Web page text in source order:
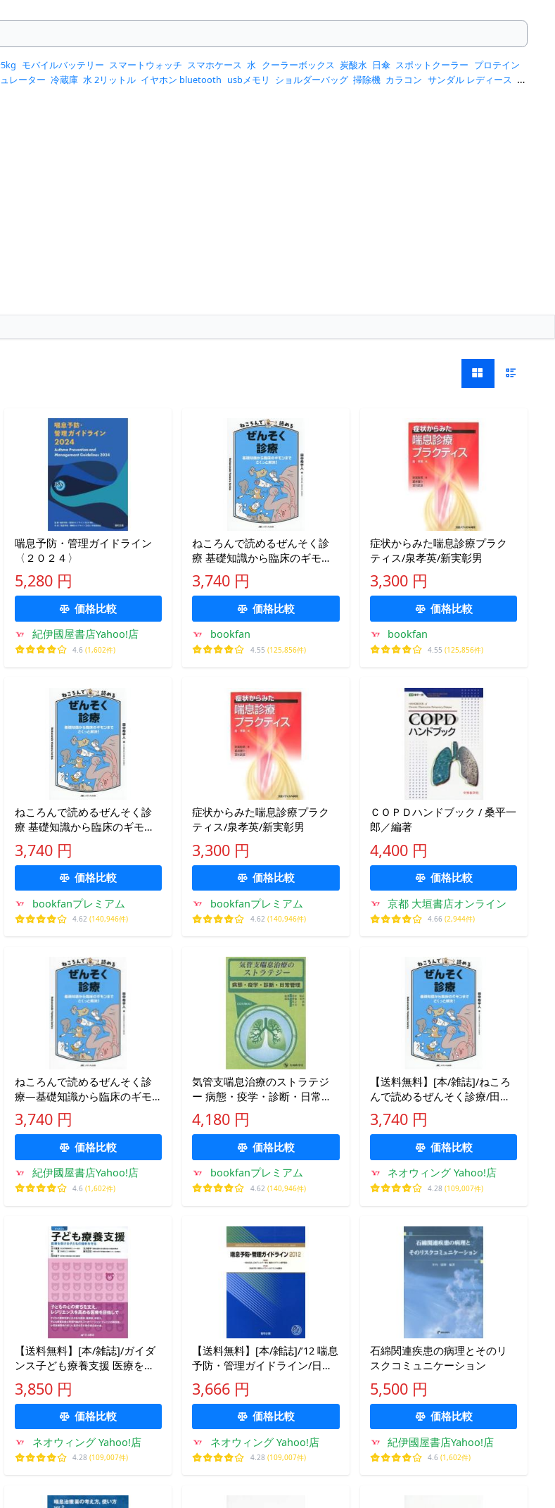
モバイルバッテリー スマートウォッチ スマホケース 水 クーラーボックス 炭酸水 日傘 スポットクーラー プロテイン
レーター 冷蔵庫 水 2リットル イヤホン bluetooth usbメモリ ショルダーバッグ 掃除機 カラコン サンダル レディース ス
喘息予防・管理ガイドライン
〈２０２４〉
5,280 円
価格比較
紀伊國屋書店Yahoo!店
4.6 (1,602件)
ねころんで読めるぜんそく診
療 基礎知識から臨床のギモン
までさくっと解決!/田中希宇人
3,740 円
価格比較
bookfan
4.55 (125,856件)
症状からみた喘息診療プラク
ティス/泉孝英/新実彰男
3,300 円
価格比較
bookfan
4.55 (125,856件)
ねころんで読めるぜんそく診
療 基礎知識から臨床のギモン
までさくっと解決!/田中希宇人
3,740 円
価格比較
bookfanプレミアム
4.62 (140,946件)
症状からみた喘息診療プラク
ティス/泉孝英/新実彰男
3,300 円
価格比較
bookfanプレミアム
4.62 (140,946件)
ＣＯＰＤハンドブック / 桑平一
郎／編著
4,400 円
価格比較
京都 大垣書店オンライン
4.66 (2,944件)
ねころんで読めるぜんそく診
療―基礎知識から臨床のギモ
ンまでさくっと解決！
3,740 円
価格比較
紀伊國屋書店Yahoo!店
4.6 (1,602件)
気管支喘息治療のストラテジ
ー 病態・疫学・診断・日常管
理
4,180 円
価格比較
bookfanプレミアム
4.62 (140,946件)
【送料無料】[本/雑誌]/ねころ
んで読めるぜんそく診療/田中
希宇人/著
3,740 円
価格比較
ネオウィング Yahoo!店
4.28 (109,007件)
【送料無料】[本/雑誌]/ガイダ
ンス子ども療養支援 医療を受
ける子どもの権利を守る/五十
嵐隆/監修 及川郁子/
3,850 円
価格比較
ネオウィング Yahoo!店
4.28 (109,007件)
【送料無料】[本/雑誌]/’12 喘息
予防・管理ガイドライン/日本
アレルギー学会喘「喘息予
防・管理ガイ(単行本
3,666 円
価格比較
ネオウィング Yahoo!店
4.28 (109,007件)
石綿関連疾患の病理とそのリ
スクコミュニケーション
5,500 円
価格比較
紀伊國屋書店Yahoo!店
4.6 (1,602件)